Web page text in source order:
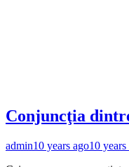
Conjuncţia
admin10 years ago10 years